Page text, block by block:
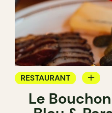
RESTAURANT
ÉPICERIE
Le